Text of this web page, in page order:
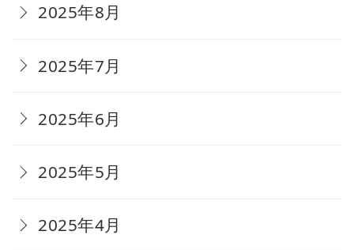
2025年8月
2025年7月
2025年6月
2025年5月
2025年4月